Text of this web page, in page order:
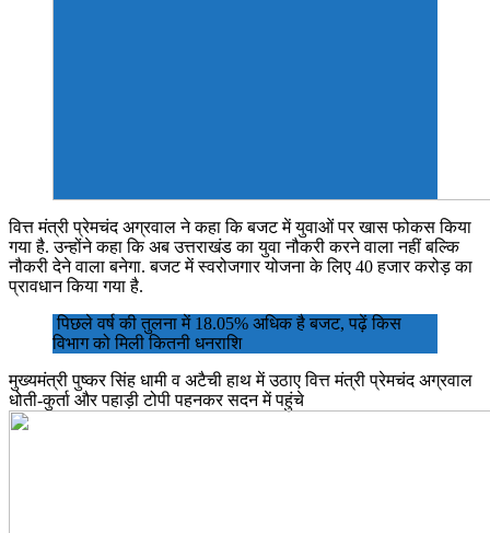
वित्त मंत्री प्रेमचंद अग्रवाल ने कहा कि बजट में युवाओं पर खास फोकस किया
गया है. उन्होंने कहा कि अब उत्तराखंड का युवा नौकरी करने वाला नहीं बल्कि
नौकरी देने वाला बनेगा. बजट में स्वरोजगार योजना के लिए 40 हजार करोड़ का
प्रावधान किया गया है.
पिछले वर्ष की तुलना में 18.05% अधिक है बजट, पढ़ें किस
विभाग को मिली कितनी धनराशि
मुख्यमंत्री पुष्कर सिंह धामी व अटैची हाथ में उठाए वित्त मंत्री प्रेमचंद अग्रवाल
धोती-कुर्ता और पहाड़ी टोपी पहनकर सदन में पहुंचे